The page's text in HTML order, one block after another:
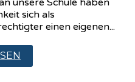
unsere Schule haben
sich als
einen eigenen...